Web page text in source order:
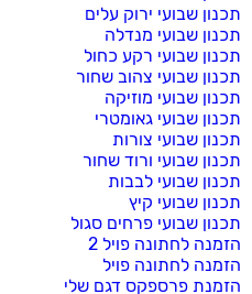
תכנון שבועי ירוק עלים
תכנון שבועי מנדלה
תכנון שבועי רקע כחול
תכנון שבועי צהוב שחור
תכנון שבועי מוזיקה
תכנון שבועי גאומטרי
תכנון שבועי צורות
תכנון שבועי ורוד שחור
תכנון שבועי לבבות
תכנון שבועי קיץ
תכנון שבועי פרחים סגול
הזמנה לחתונה פויל 2
הזמנה לחתונה פויל
הזמנת פרספקס דגם שלי